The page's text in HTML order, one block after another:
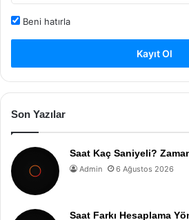
Beni hatırla
Kayıt Ol
Son Yazılar
Saat Kaç Saniyeli?
Admin 6 Ağustos 2026
Saat Farkı Hesaplama